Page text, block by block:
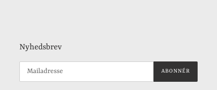
Nyhedsbrev
ABONNÉR